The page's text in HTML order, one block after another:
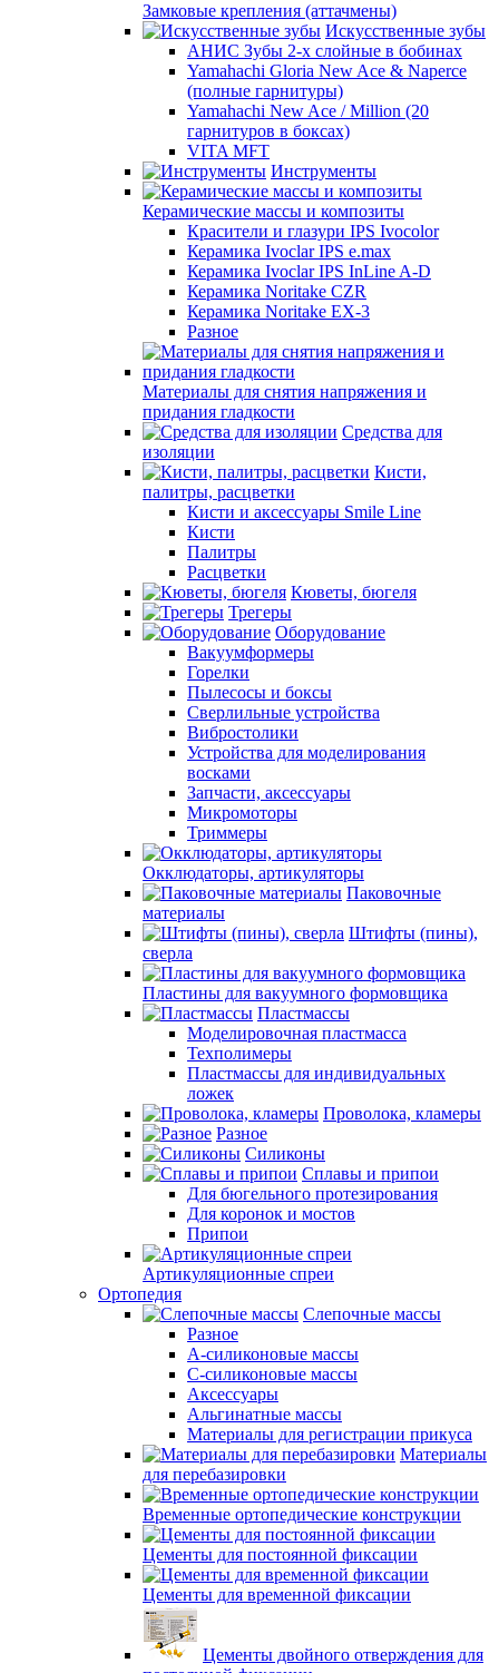
Замковые крепления (аттачмены)
Искусственные зубы
АНИС Зубы 2-х слойные в бобинах
Yamahachi Gloria New Ace & Naperce
(полные гарнитуры)
Yamahachi New Ace / Million (20
гарнитуров в боксах)
VITA MFT
Инструменты
Керамические массы и композиты
Красители и глазури IPS Ivocolor
Керамика Ivoclar IPS e.max
Керамика Ivoclar IPS InLine A-D
Керамика Noritake CZR
Керамика Noritake EX-3
Разное
Материалы для снятия напряжения и
придания гладкости
Средства для
изоляции
Кисти,
палитры, расцветки
Кисти и аксессуары Smile Line
Кисти
Палитры
Расцветки
Кюветы, бюгеля
Трегеры
Оборудование
Вакуумформеры
Горелки
Пылесосы и боксы
Сверлильные устройства
Вибростолики
Устройства для моделирования
восками
Запчасти, аксессуары
Микромоторы
Триммеры
Окклюдаторы, артикуляторы
Паковочные
материалы
Штифты (пины),
сверла
Пластины для вакуумного формовщика
Пластмассы
Моделировочная пластмасса
Техполимеры
Пластмассы для индивидуальных
ложек
Проволока, кламеры
Разное
Силиконы
Сплавы и припои
Для бюгельного протезирования
Для коронок и мостов
Припои
Артикуляционные спреи
Ортопедия
Слепочные массы
Разное
А-силиконовые массы
С-силиконовые массы
Аксессуары
Альгинатные массы
Материалы для регистрации прикуса
Материалы
для перебазировки
Временные ортопедические конструкции
Цементы для постоянной фиксации
Цементы для временной фиксации
Цементы двойного отверждения для